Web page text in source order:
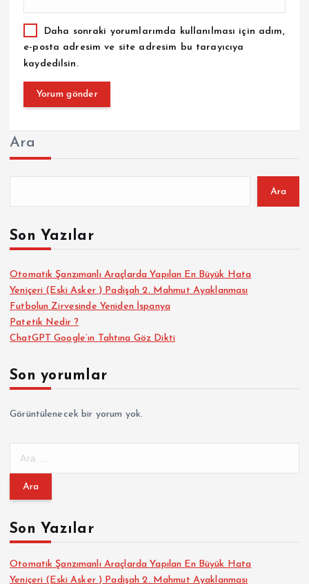
Daha sonraki yorumlarımda kullanılması için adım,
e-posta adresim ve site adresim bu tarayıcıya
kaydedilsin.
Ara
Ara
Son Yazılar
Otomatik Şanzımanlı Araçlarda Yapılan En Büyük Hata
Yeniçeri (Eski Asker ) Padişah 2. Mahmut Ayaklanması
Futbolun Zirvesinde Yeniden İspanya
Patetik Nedir ?
ChatGPT Google’ın Tahtına Göz Dikti
Son yorumlar
Görüntülenecek bir yorum yok.
m
:Son Yazılar
Otomatik Şanzımanlı Araçlarda Yapılan En Büyük Hata
Yeniçeri (Eski Asker ) Padişah 2. Mahmut Ayaklanması